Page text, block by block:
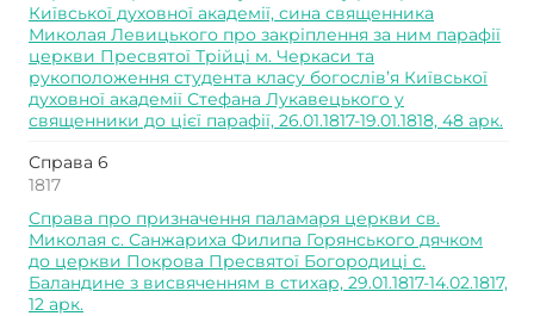
Київської духовної академії, сина священника
Миколая Левицького про закріплення за ним парафії
церкви Пресвятої Трійці м. Черкаси та
рукоположення студента класу богослів’я Київської
духовної академії Стефана Лукавецького у
священники до цієї парафії, 26.01.1817-19.01.1818, 48 арк.
Справа 6
1817
Справа про призначення паламаря церкви св.
Миколая с. Санжариха Филипа Горянського дячком
до церкви Покрова Пресвятої Богородиці с.
Баландине з висвяченням в стихар, 29.01.1817-14.02.1817,
12 арк.